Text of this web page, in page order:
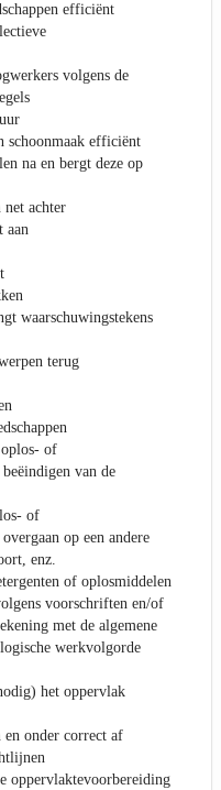
efficiënt
volgens de
schoonmaak efficiënt
na en bergt deze op
achter
aan
waarschuwingstekens
terug
oplos- of
van de
of
op een andere
enz.
of oplosmiddelen
voorschriften en/of
met de algemene
werkvolgorde
het oppervlak
en onder correct af
oppervlaktevoorbereiding